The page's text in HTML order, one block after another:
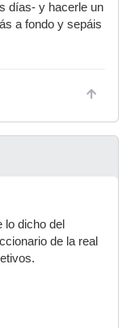
días- y hacerle un
a fondo y sepáis
dicho del
de la real